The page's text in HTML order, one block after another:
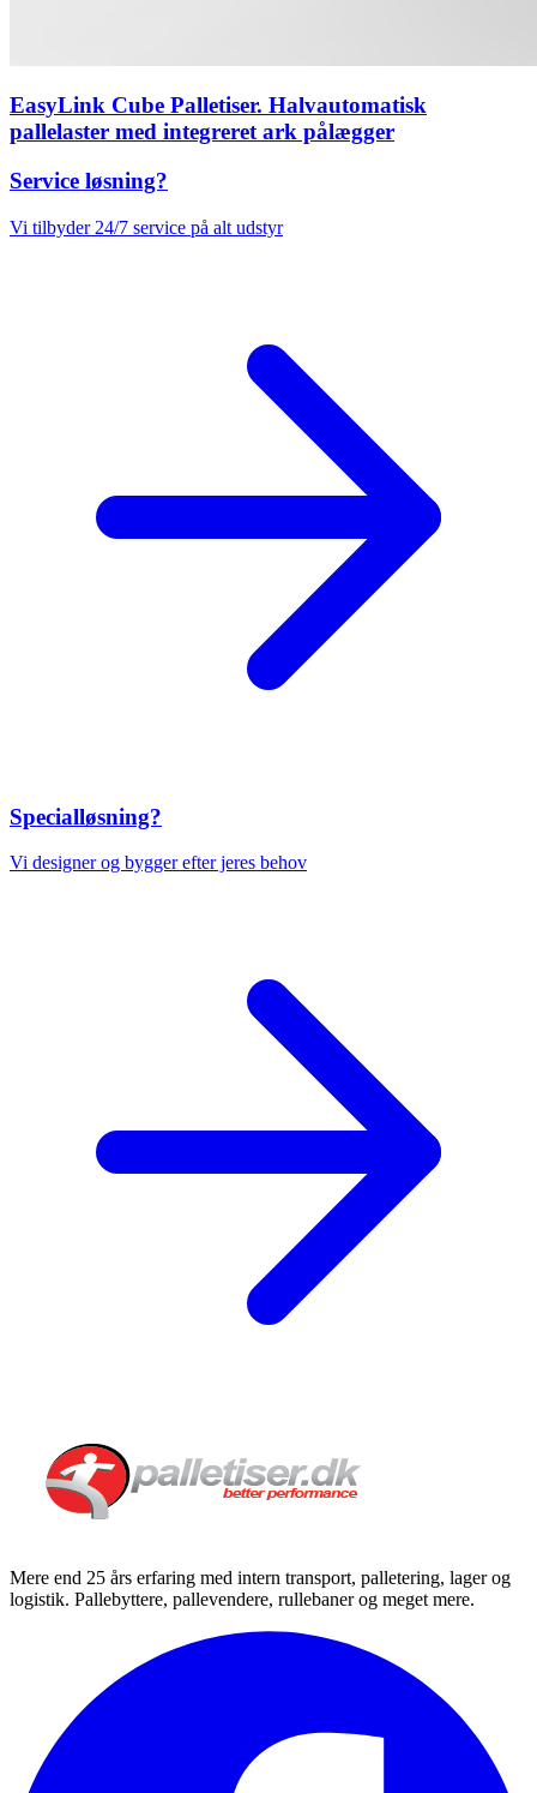
EasyLink Cube Palletiser. Halvautomatisk
pallelaster med integreret ark pålægger
Service løsning?
Vi tilbyder 24/7 service på alt udstyr
Specialløsning?
Vi designer og bygger efter jeres behov
Mere end 25 års erfaring med intern transport, palletering, lager og
logistik. Pallebyttere, pallevendere, rullebaner og meget mere.